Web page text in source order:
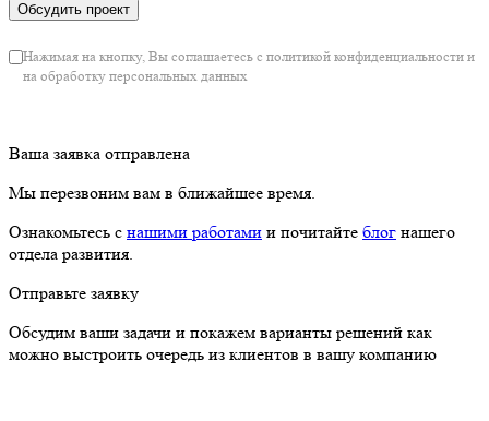
Нажимая на кнопку, Вы соглашаетесь с политикой конфиденциальности и
на обработку персональных данных
Ваша заявка отправлена
Мы перезвоним вам в ближайшее время.
Ознакомьтесь с нашими работами и почитайте блог нашего
отдела развития.
Отправьте заявку
Обсудим ваши задачи и покажем варианты решений как
можно выстроить очередь из клиентов в вашу компанию